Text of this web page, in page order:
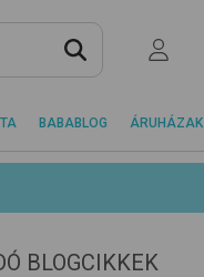
BABABLOG ÁRUHÁZAK
BLOGCIKKEK